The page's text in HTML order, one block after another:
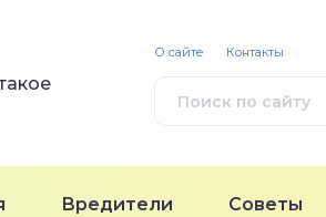
Вредители Советы
О сайте Контакты